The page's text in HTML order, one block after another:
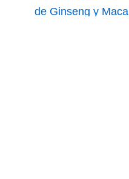
de Ginseng y Maca